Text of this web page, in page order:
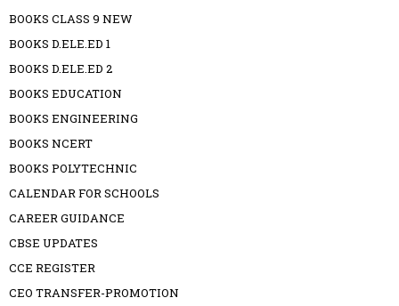
BOOKS CLASS 9 NEW
BOOKS D.ELE.ED 1
BOOKS D.ELE.ED 2
BOOKS EDUCATION
BOOKS ENGINEERING
BOOKS NCERT
BOOKS POLYTECHNIC
CALENDAR FOR SCHOOLS
CAREER GUIDANCE
CBSE UPDATES
CCE REGISTER
CEO TRANSFER-PROMOTION